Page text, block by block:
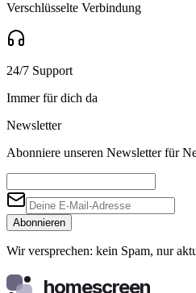
Verschlüsselte Verbindung
24/7 Support
Immer für dich da
Newsletter
Abonniere unseren Newsletter für
Abonnieren
Wir versprechen: kein Spam, nur
homescreen